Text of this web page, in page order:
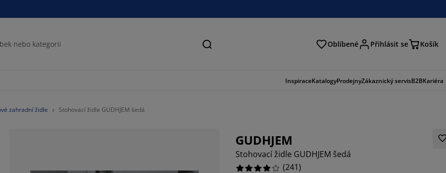
Hledat Oblíbené Přihlásit se Košík
InspiraceKatalogyProdejnyZákaznický servisB2BKariéra
zahradní židle Stohovací židle GUDHJEM šedá
GUDHJEM
Stohovací židle GUDHJEM šedá
(241)